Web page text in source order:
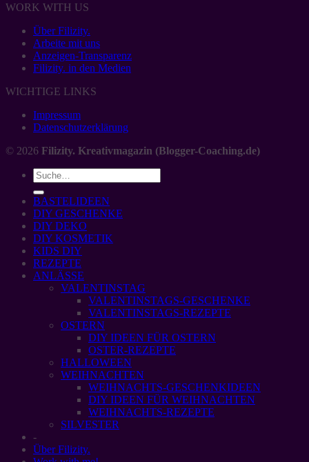
WORK WITH US
Über Filizity.
Arbeite mit uns
Anzeigen-Transparenz
Filizity. in den Medien
WICHTIGE LINKS
Impressum
Datenschutzerklärung
© 2026 Filizity. Kreativmagazin (Blogger-Coaching.de)
BASTELIDEEN
DIY GESCHENKE
DIY DEKO
DIY KOSMETIK
KIDS DIY
REZEPTE
ANLÄSSE
VALENTINSTAG
VALENTINSTAGS-GESCHENKE
VALENTINSTAGS-REZEPTE
OSTERN
DIY IDEEN FÜR OSTERN
OSTER-REZEPTE
HALLOWEEN
WEIHNACHTEN
WEIHNACHTS-GESCHENKIDEEN
DIY IDEEN FÜR WEIHNACHTEN
WEIHNACHTS-REZEPTE
SILVESTER
-
Über Filizity.